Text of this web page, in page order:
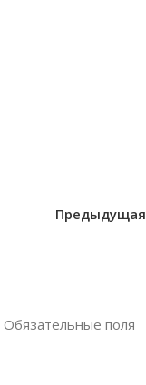
Предыдущая
Обязательные поля